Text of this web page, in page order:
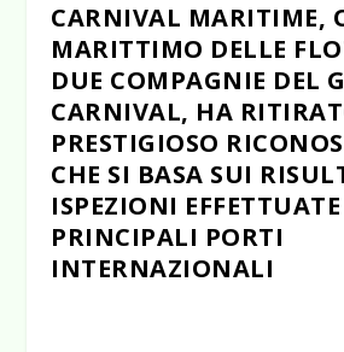
CARNIVAL MARITIME,
MARITTIMO DELLE
DUE COMPAGNIE DEL
CARNIVAL, HA
PRESTIGIOSO
CHE SI BASA SUI
ISPEZIONI
PRINCIPALI PORTI
INTERNAZIONALI